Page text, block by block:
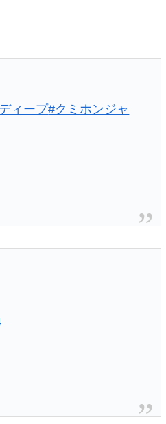
ィープ#クミホンジャ